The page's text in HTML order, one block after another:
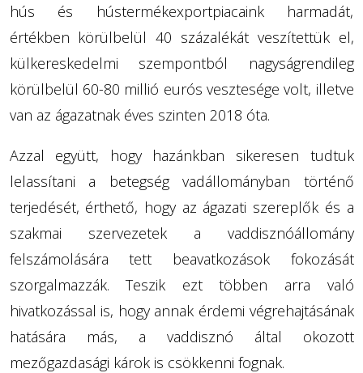
hús és hústermékexportpiacaink harmadát,
értékben körülbelül 40 százalékát veszítettük el,
külkereskedelmi szempontból nagyságrendileg
körülbelül 60-80 millió eurós vesztesége volt, illetve
van az ágazatnak éves szinten 2018 óta.
Azzal együtt, hogy hazánkban sikeresen tudtuk
lelassítani a betegség vadállományban történő
terjedését, érthető, hogy az ágazati szereplők és a
szakmai szervezetek a vaddisznóállomány
felszámolására tett beavatkozások fokozását
szorgalmazzák. Teszik ezt többen arra való
hivatkozással is, hogy annak érdemi végrehajtásának
hatására más, a vaddisznó által okozott
mezőgazdasági károk is csökkenni fognak.